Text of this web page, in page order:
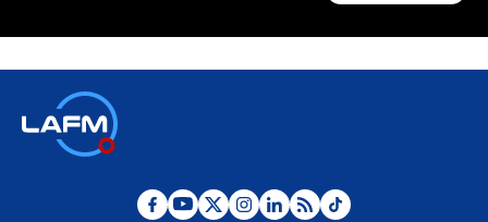
celular? Requisitos, pasos y
Posesión de Abelardo De La Espriella